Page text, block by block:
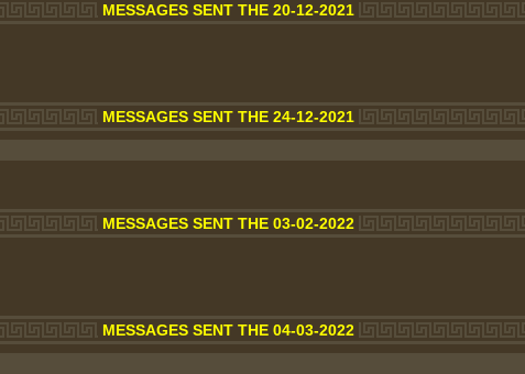
MESSAGES SENT THE 20-12-2021
MESSAGES SENT THE 24-12-2021
MESSAGES SENT THE 03-02-2022
MESSAGES SENT THE 04-03-2022